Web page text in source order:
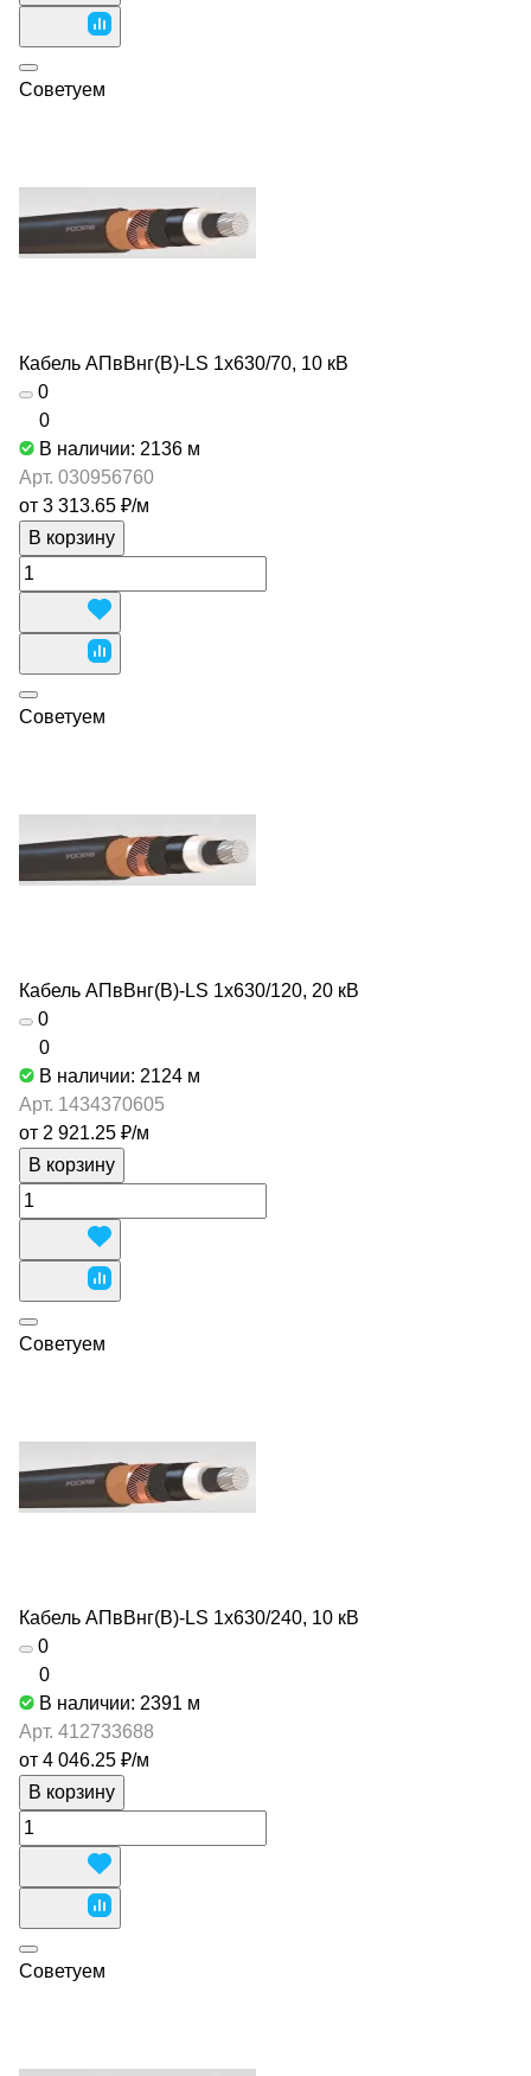
Советуем
Кабель АПвВнг(В)-LS 1х630/70, 10 кВ
0
0
В наличии: 2136 м
Арт. 030956760
от 3 313.65 ₽/м
В корзину
Советуем
Кабель АПвВнг(В)-LS 1х630/120, 20 кВ
0
0
В наличии: 2124 м
Арт. 1434370605
от 2 921.25 ₽/м
В корзину
Советуем
Кабель АПвВнг(В)-LS 1х630/240, 10 кВ
0
0
В наличии: 2391 м
Арт. 412733688
от 4 046.25 ₽/м
В корзину
Советуем